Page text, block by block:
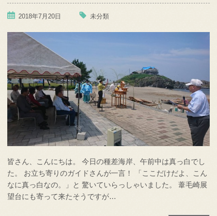
2018年7月20日 未分類
皆さん、こんにちは。 今日の種差海岸、午前中は真っ白でし
た。 お立ち寄りのガイドさんが一言！ 「ここだけだよ、こん
なに真っ白なの。」と 驚いていらっしゃいました。 葦毛崎展
望台にも寄って来たそうですが…